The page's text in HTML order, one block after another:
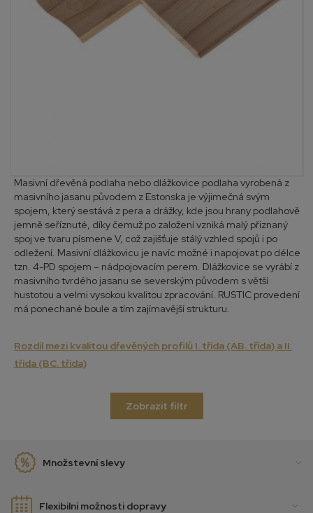
Masivní dřevěná podlaha nebo dlážkovice podlaha vyrobená z
masivního jasanu původem z Estonska je výjimečná svým
spojem, který sestává z pera a drážky, kde jsou hrany podlahově
jemně seříznuté, díky čemuž po založení vzniká malý přiznaný
spoj ve tvaru písmene V, což zajišťuje stálý vzhled spojů i po
odležení. Masivní dlážkovicu je navíc možné i napojovat po délce
tzn. 4-PD spojem – nádpojovacím perem. Dlážkovice se vyrábí z
masivního tvrdého jasanu se severským původem s větší
hustotou a velmi vysokou kvalitou zpracování. RUSTIC provedení
má ponechané boule a tím zajímavější strukturu.
Rozdíl mezi kvalitou dřevěných profilů I. třída (AB. třída) a II.
třída (BC. třída)
Zobrazit filtr
Množstevní slevy
Flexibilní možnosti dopravy